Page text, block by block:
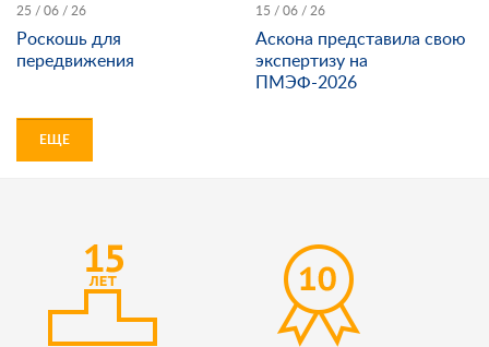
25 / 06 / 26
Роскошь для
передвижения
15 / 06 / 26
Аскона представила свою
экспертизу на
ПМЭФ-2026
ЕЩЕ